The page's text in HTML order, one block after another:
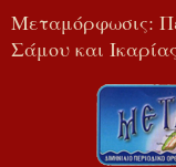
Μεταμόρφωσις:
Σάμου και Ικαρίας